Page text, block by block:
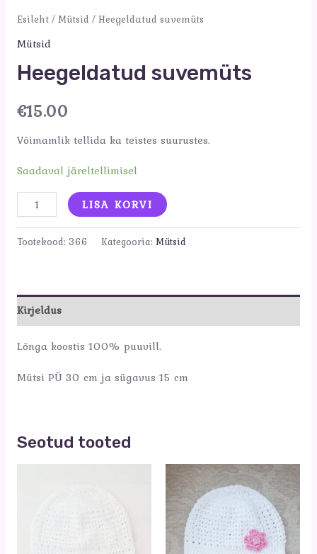
Esileht/Mütsid / Heegeldatud suvemüts
Mütsid
Heegeldatud suvemüts
€15.00
Võimamlik tellida ka teistes suurustes.
Saadaval järeltellimisel
Heegeldatud
suvemüts
kogus
LISA KORVI
Tootekood: 366 Kategooria: Mütsid
Kirjeldus
Lõnga koostis 100% puuvill.
Mütsi PÜ 30 cm ja sügavus 15 cm
Seotud tooted